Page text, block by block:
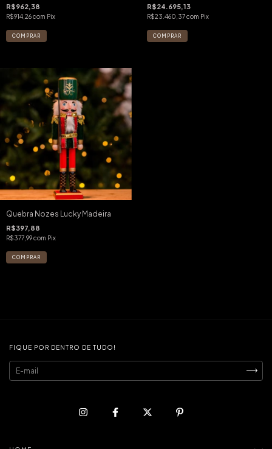
R$962,38
R$914,26com Pix
R$24.695,13
R$23.460,37com Pix
Quebra Nozes Lucky Madeira
R$397,88
R$377,99com Pix
FIQUE POR DENTRO DE TUDO!